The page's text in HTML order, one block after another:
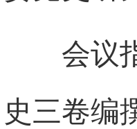
会议
史三卷编